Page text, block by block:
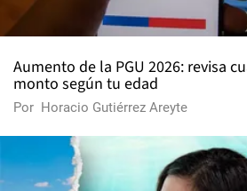
Aumento de la PGU 2026: revisa
monto según tu edad
Por Horacio Gutiérrez Areyte